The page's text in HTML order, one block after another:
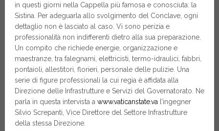
in questi giorni nella Cappella più famosa e conosciuta: la
Sistina. Per adeguarla allo svolgimento del Conclave, ogni
dettaglio non è lasciato al caso. Vi sono perizia e
professionalità non indifferenti dietro alla sua preparazione.
Un compito che richiede energie, organizzazione e
maestranze, tra falegnami, elettricisti, termo-idraulici, fabbri,
pontaioli, allestitori, florieri, personale delle pulizie. Una
serie di figure professionali la cui regia è affidata alla
Direzione delle Infrastrutture e Servizi del Governatorato. Ne
parla in questa intervista a www.vaticanstate.va l’ingegner
Silvio Screpanti, Vice Direttore del Settore Infrastrutture
della stessa Direzione.